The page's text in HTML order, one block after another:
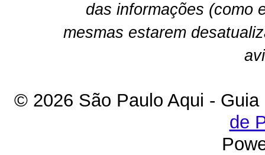
das informações (como
mesmas estarem
© 2026 São Paulo Aqui -
de